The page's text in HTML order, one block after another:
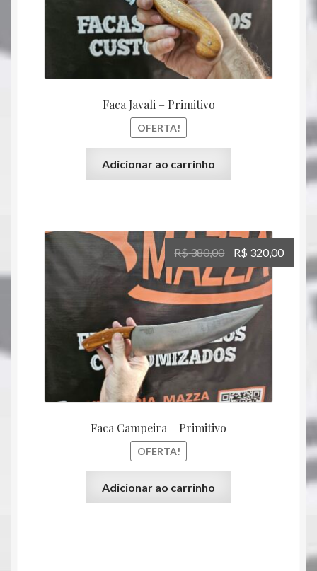
na
página
do
produto
Faca Javali – Primitivo
OFERTA!
Adicionar ao carrinho
Faca Campeira – Primitivo
OFERTA!
R$380,00
O
preço
original
era:
R$ 380,00.
R$ 320,00O
preço
atual
R$
Adicionar ao carrinho